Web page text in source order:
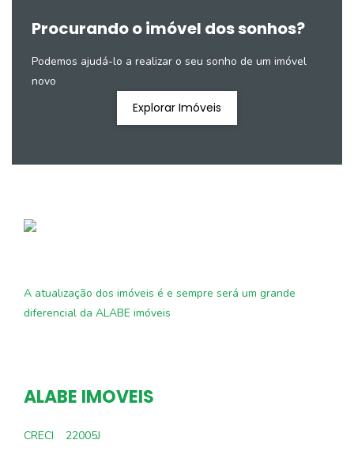
Procurando o imóvel dos sonhos?
Podemos ajudá-lo a realizar o seu sonho de um imóvel
novo
Explorar Imóveis
A atualização dos imóveis é e sempre será um grande
diferencial da ALABE imóveis
ALABE IMOVEIS
CRECI
22005J